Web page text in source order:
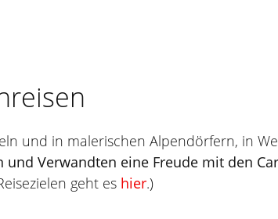
und in malerischen Alpendörfern, in
und Verwandten eine Freude mit den
geht es hier.)